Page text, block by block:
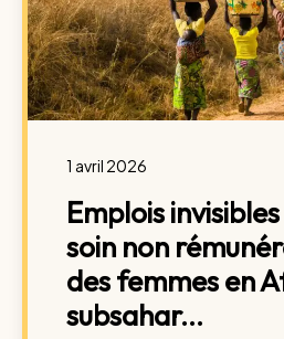
1 avril 2026
Emplois
soin non
des femmes en
subsahar...